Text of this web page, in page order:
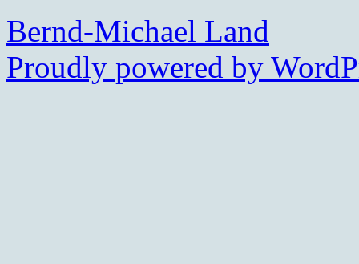
Bernd-Michael Land
Proudly powered by